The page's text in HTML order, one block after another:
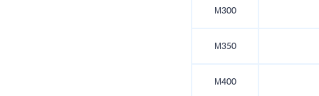
М300
М350
М400